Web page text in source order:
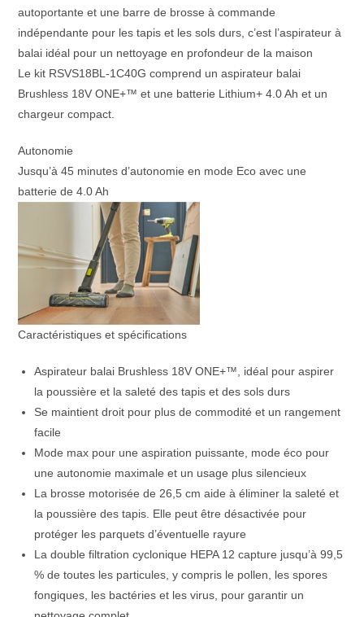
autoportante et une barre de brosse à commande
indépendante pour les tapis et les sols durs, c’est l’aspirateur à
balai idéal pour un nettoyage en profondeur de la maison
Le kit RSVS18BL-1C40G comprend un aspirateur balai
Brushless 18V ONE+™ et une batterie Lithium+ 4.0 Ah et un
chargeur compact.
Autonomie
Jusqu’à 45 minutes d’autonomie en mode Eco avec une
batterie de 4.0 Ah
Caractéristiques et spécifications
Aspirateur balai Brushless 18V ONE+™, idéal pour aspirer
la poussière et la saleté des tapis et des sols durs
Se maintient droit pour plus de commodité et un rangement
facile
Mode max pour une aspiration puissante, mode éco pour
une autonomie maximale et un usage plus silencieux
La brosse motorisée de 26,5 cm aide à éliminer la saleté et
la poussière des tapis. Elle peut être désactivée pour
protéger les parquets d’éventuelle rayure
La double filtration cyclonique HEPA 12 capture jusqu’à 99,5
% de toutes les particules, y compris le pollen, les spores
fongiques, les bactéries et les virus, pour garantir un